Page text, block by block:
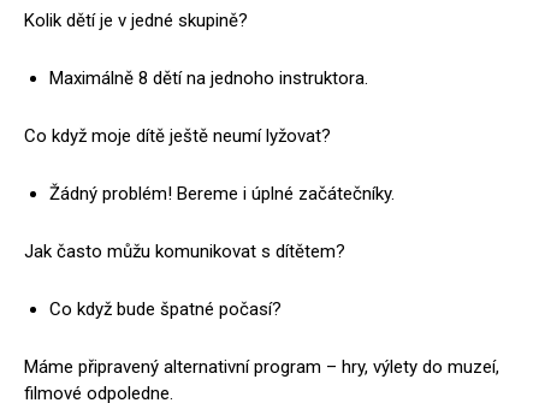
Kolik dětí je v jedné skupině?
Maximálně 8 dětí na jednoho instruktora.
Co když moje dítě ještě neumí lyžovat?
Žádný problém! Bereme i úplné začátečníky.
Jak často můžu komunikovat s dítětem?
Co když bude špatné počasí?
Máme připravený alternativní program – hry, výlety do muzeí,
filmové odpoledne.